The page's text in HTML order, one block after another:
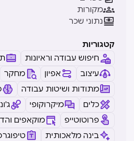
מקורות
נתוני שכר
קטגוריות
חיפוש עבודה וראיונות
עיצוב
אפיון
מחקר
מתודות ושיטות עבודה
כלים
מיקרוקופי
פרוטוטייפ
מוקאפים
בינה מלאכותית